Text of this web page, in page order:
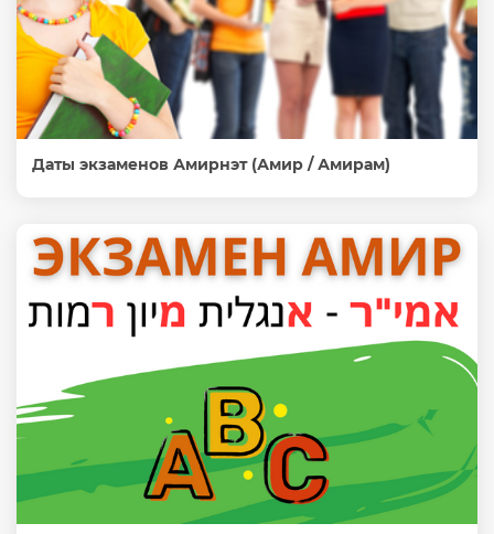
Даты экзаменов Амирнэт (Амир / Амирам)